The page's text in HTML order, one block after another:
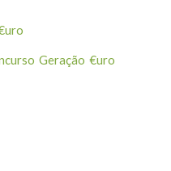
Geração €uro